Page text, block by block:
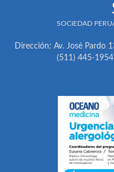
SOCIEDAD
Dirección: Av. José Pardo
(511) 445-